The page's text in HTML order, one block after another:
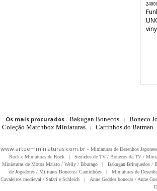
Os mais procurados- Bakugan Bonecos | Boneco
Coleção Matchbox Miniaturas
| Carrinhos do Batman
www.arteemminiaturas.com.br - Miniaturas de Desenhos
Rock e Miniaturas de Rock
| Seriados de TV / Bonecos da TV /
Miniaturas de Motos Maisto / Welly / Bburago
| Bakugan Brinquedos /
de Jogadores / Militares Bonecos/ Caminhões
| Miniaturas de
Cavaleiros medieval / Safari e Schleich
| Anne Geddes bonecas / Anne